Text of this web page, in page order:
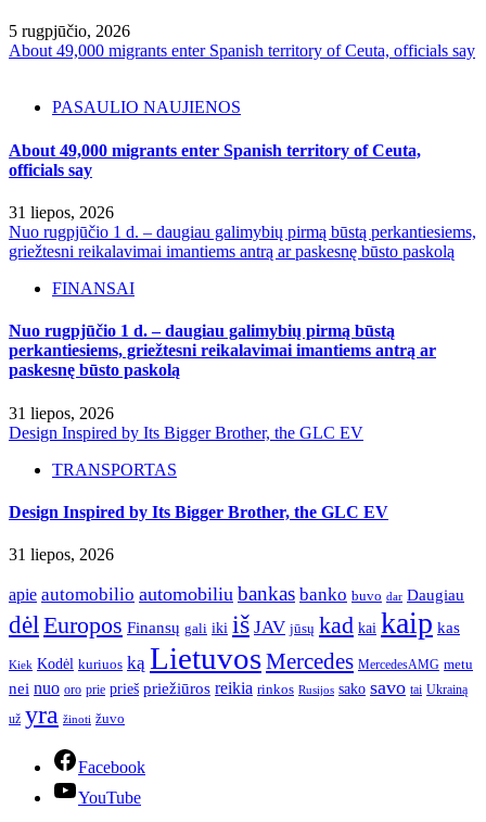
5 rugpjūčio, 2026
About 49,000 migrants enter Spanish territory of Ceuta, officials say
PASAULIO NAUJIENOS
About 49,000 migrants enter Spanish territory of Ceuta,
officials say
31 liepos, 2026
Nuo rugpjūčio 1 d. – daugiau galimybių pirmą būstą perkantiesiems,
griežtesni reikalavimai imantiems antrą ar paskesnę būsto paskolą
FINANSAI
Nuo rugpjūčio 1 d. – daugiau galimybių pirmą būstą
perkantiesiems, griežtesni reikalavimai imantiems antrą ar
paskesnę būsto paskolą
31 liepos, 2026
Design Inspired by Its Bigger Brother, the GLC EV
TRANSPORTAS
Design Inspired by Its Bigger Brother, the GLC EV
31 liepos, 2026
apie automobilio automobiliu bankas banko buvo dar Daugiau
dėl Europos Finansų gali iki iš JAV jūsų kad kai kaip kas
Kiek Kodėl kuriuos ką LietuvosMercedes MercedesAMG metu
nei nuo oro prie prieš priežiūros reikia rinkos Rusijos sako savo tai Ukrainą
už yra žinoti žuvo
Facebook
YouTube